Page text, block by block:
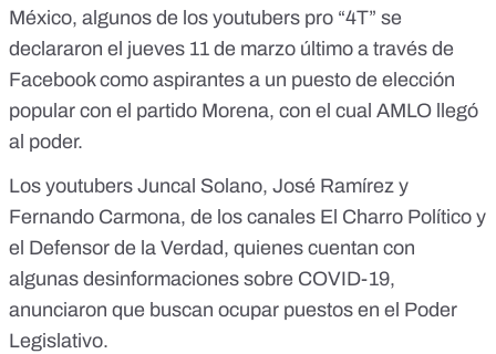
México, algunos de los youtubers pro “4T” se
declararon el jueves 11 de marzo último a través de
Facebookcomo aspirantes a un puesto de elección
popular con el partido Morena, con el cual AMLO llegó
al poder.
Los youtubers Juncal Solano, José Ramírez y
Fernando Carmona, de los canales El Charro Político y
el Defensor de la Verdad, quienes cuentan con
algunas desinformaciones sobre COVID-19,
anunciaron que buscan ocupar puestos en el Poder
Legislativo.